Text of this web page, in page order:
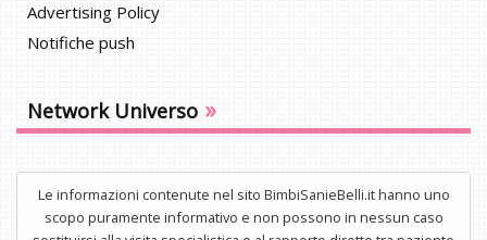
Advertising Policy
Notifiche push
Network Universo »
Le informazioni contenute nel sito BimbiSanieBelli.it hanno uno
scopo puramente informativo e non possono in nessun caso